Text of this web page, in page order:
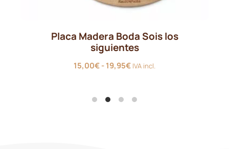
Placa Madera Boda Sois los
siguientes
15,00€-19,95€Rango
desde
IVA incl.